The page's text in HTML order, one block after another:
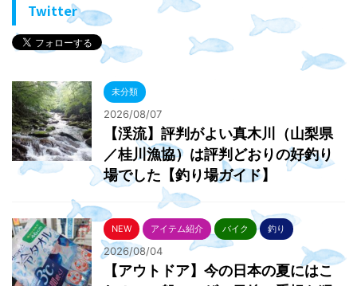
Twitter
未分類
2026/08/07
【渓流】評判がよい真木川（山梨県
／桂川漁協）は評判どおりの好釣り
場でした【釣り場ガイド】
NEW アイテム紹介 バイク 釣り
2026/08/04
【アウトドア】今の日本の夏にはこ